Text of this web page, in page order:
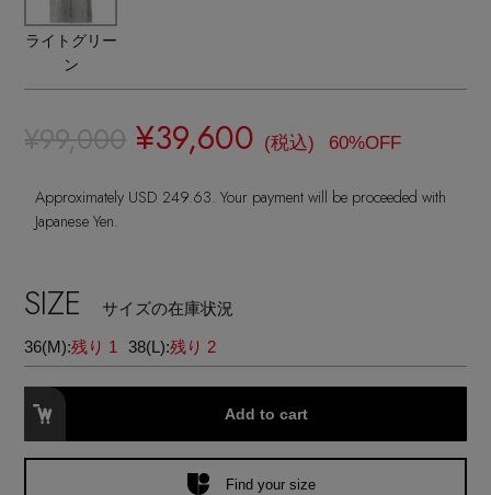
『ELLE』最新号掲載
スカート
ニット
コート
レインシューズ
ブーツ
ハンドバッグ
財布・小物
ボディバッグ・ウェストポーチ
スーツケース
ヘアアクセサリー
スマートフォンケース・タブレットケース
アイウェア
レッグウェア
ポーチ
ネックレス
アンクレット
チャーム
ランジェリー
すべてのスポーツ
水着・スイムウェア
CONTENTS
特集一覧
NEW IN BRAND
BRAND NEWS
ライトグリー
ン
¥99,000 ¥39,600 (税込) 60%OFF
Approximately USD 249.63. Your payment will be proceeded with
Japanese Yen.
SIZE サイズの在庫状況
36(M):残り 1 38(L):残り 2
Add to cart
Find your size